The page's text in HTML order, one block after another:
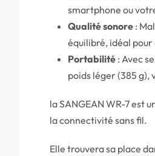
smartphone ou
Qualité sonore :
équilibré, idéal pour
Portabilité : Avec
poids léger (385 g),
la SANGEAN WR-7 est
la connectivité sans fil.
Elle trouvera sa place